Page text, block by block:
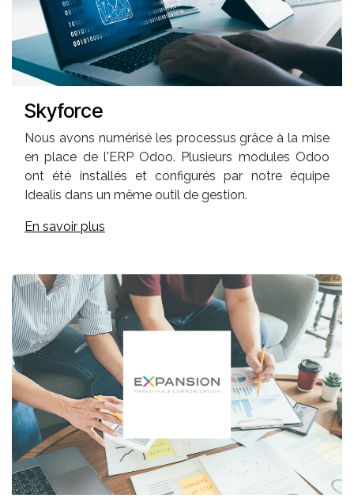
Skyforce
Nous avons numérisé les processus grâce à la mise
en place de l'ERP Odoo. Plusieurs modules Odoo
ont été installés et configurés par notre équipe
Idealis dans un même outil de gestion.
En savoir plus